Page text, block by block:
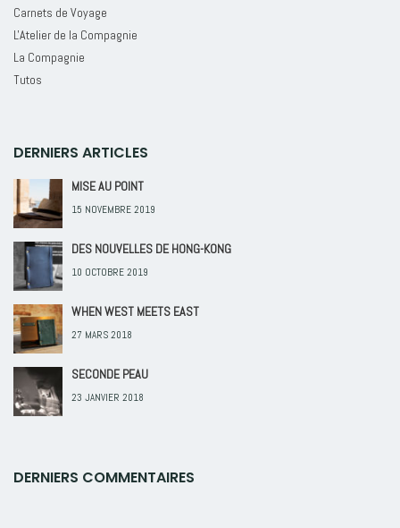
Carnets de Voyage
L'Atelier de la Compagnie
La Compagnie
Tutos
DERNIERS ARTICLES
MISE AU POINT
15 NOVEMBRE 2019
DES NOUVELLES DE HONG-KONG
10 OCTOBRE 2019
WHEN WEST MEETS EAST
27 MARS 2018
SECONDE PEAU
23 JANVIER 2018
DERNIERS COMMENTAIRES